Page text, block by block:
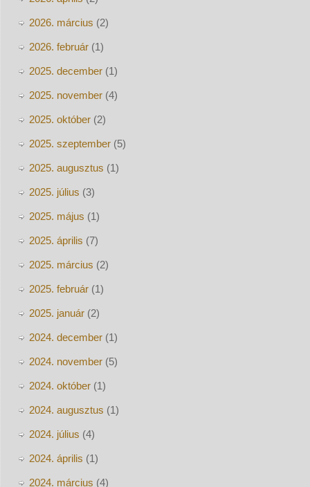
2026. március (2)
2026. február(1)
2025. december(1)
2025. november(4)
2025. október(2)
2025. szeptember(5)
2025. augusztus (1)
2025. július (3)
2025. május (1)
2025. április (7)
2025. március (2)
2025. február(1)
2025. január(2)
2024. december(1)
2024. november(5)
2024. október(1)
2024. augusztus (1)
2024. július (4)
2024. április (1)
2024. március (4)